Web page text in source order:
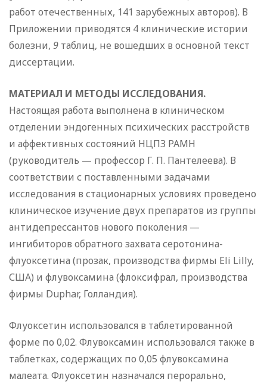
работ отечественных, 141 зарубежных авторов). В
Приложении приводятся 4 клинические истории
болезни, 9 таблиц, не вошедших в основной текст
диссертации.
МАТЕРИАЛ И МЕТОДЫ ИССЛЕДОВАНИЯ.
Настоящая работа выполнена в клиническом
отделении эндогенных психических расстройств
и аффективных состояний НЦПЗ РАМН
(руководитель — профессор Г. П. Пантелеева). В
соответствии с поставленными задачами
исследования в стационарных условиях проведено
клиническое изучение двух препаратов из группы
антидепрессантов нового поколения —
ингибиторов обратного захвата серотонина-
флуоксетина (прозак, производства фирмы Eli Lilly,
США) и флувоксамина (флоксифрал, производства
фирмы Duphar, Голландия).
Флуоксетин использовался в таблетированной
форме по 0,02. Флувоксамин использовался также в
таблетках, содержащих по 0,05 флувоксамина
малеата. Флуоксетин назначался перорально,